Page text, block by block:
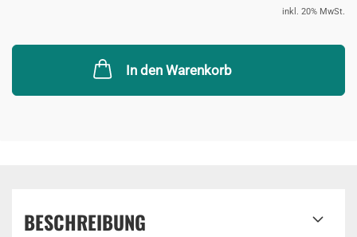
inkl. 20% MwSt.
In den Warenkorb
BESCHREIBUNG